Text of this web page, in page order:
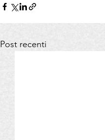
Post recenti